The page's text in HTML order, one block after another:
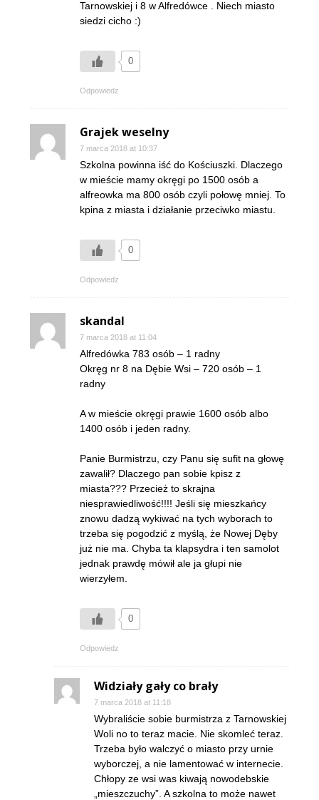
Tarnowskiej i 8 w Alfredówce . Niech miasto
siedzi cicho :)
0
Odpowiedz
Grajek weselny
7 marca 2018 at 10:37
Szkolna powinna iść do Kościuszki. Dlaczego
w mieście mamy okręgi po 1500 osób a
alfreowka ma 800 osób czyli połowę mniej. To
kpina z miasta i działanie przeciwko miastu.
0
Odpowiedz
skandal
7 marca 2018 at 11:04
Alfredówka 783 osób – 1 radny
Okręg nr 8 na Dębie Wsi – 720 osób – 1
radny
A w mieście okręgi prawie 1600 osób albo
1400 osób i jeden radny.
Panie Burmistrzu, czy Panu się sufit na głowę
zawalił? Dlaczego pan sobie kpisz z
miasta??? Przecież to skrajna
niesprawiedliwość!!!! Jeśli się mieszkańcy
znowu dadzą wykiwać na tych wyborach to
trzeba się pogodzić z myślą, że Nowej Dęby
już nie ma. Chyba ta klapsydra i ten samolot
jednak prawdę mówił ale ja głupi nie
wierzyłem.
0
Odpowiedz
Widziały gały co brały
7 marca 2018 at 11:18
Wybraliście sobie burmistrza z Tarnowskiej
Woli no to teraz macie. Nie skomleć teraz.
Trzeba było walczyć o miasto przy urnie
wyborczej, a nie lamentować w internecie.
Chłopy ze wsi was kiwają nowodebskie
„mieszczuchy”. A szkolna to może nawet